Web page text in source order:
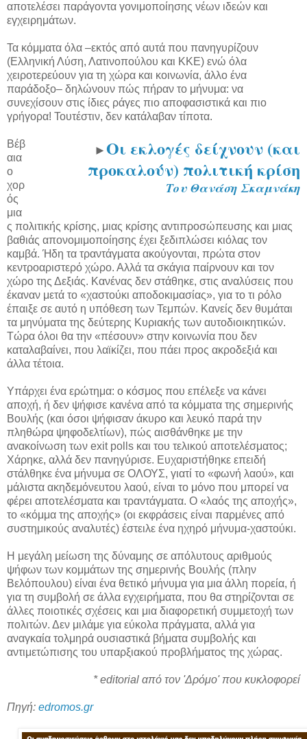
αποτελέσει παράγοντα γονιμοποίησης νέων ιδεών και
εγχειρημάτων.
Τα κόμματα όλα –εκτός από αυτά που πανηγυρίζουν
(Ελληνική Λύση, Λατινοπούλου και ΚΚΕ) ενώ όλα
χειροτερεύουν για τη χώρα και κοινωνία, άλλο ένα
παράδοξο– δηλώνουν πώς πήραν το μήνυμα: να
συνεχίσουν στις ίδιες ράγες πιο αποφασιστικά και πιο
γρήγορα! Τουτέστιν, δεν κατάλαβαν τίποτα.
►Οι εκλογές δείχνουν (και
προκαλούν) πολιτική κρίση
Του Θανάση Σκαμνάκη
Βέβ
αια
ο
χορ
ός
μια
ς πολιτικής κρίσης, μιας κρίσης αντιπροσώπευσης και μιας
βαθιάς απονομιμοποίησης έχει ξεδιπλώσει κιόλας τον
καμβά. Ήδη τα τραντάγματα ακούγονται, πρώτα στον
κεντροαριστερό χώρο. Αλλά τα σκάγια παίρνουν και τον
χώρο της Δεξιάς. Κανένας δεν στάθηκε, στις αναλύσεις που
έκαναν μετά το «χαστούκι αποδοκιμασίας», για το τι ρόλο
έπαιξε σε αυτό η υπόθεση των Τεμπών. Κανείς δεν θυμάται
τα μηνύματα της δεύτερης Κυριακής των αυτοδιοικητικών.
Τώρα όλοι θα την «πέσουν» στην κοινωνία που δεν
καταλαβαίνει, που λαϊκίζει, που πάει προς ακροδεξιά και
άλλα τέτοια.
Υπάρχει ένα ερώτημα: ο κόσμος που επέλεξε να κάνει
αποχή, ή δεν ψήφισε κανένα από τα κόμματα της σημερινής
Βουλής (και όσοι ψήφισαν άκυρο και λευκό παρά την
πληθώρα ψηφοδελτίων), πώς αισθάνθηκε με την
ανακοίνωση των exit polls και του τελικού αποτελέσματος;
Χάρηκε, αλλά δεν πανηγύρισε. Ευχαριστήθηκε επειδή
στάλθηκε ένα μήνυμα σε ΟΛΟΥΣ, γιατί το «φωνή λαού», και
μάλιστα ακηδεμόνευτου λαού, είναι το μόνο που μπορεί να
φέρει αποτελέσματα και τραντάγματα. Ο «λαός της αποχής»,
το «κόμμα της αποχής» (οι εκφράσεις είναι παρμένες από
συστημικούς αναλυτές) έστειλε ένα ηχηρό μήνυμα-χαστούκι.
Η μεγάλη μείωση της δύναμης σε απόλυτους αριθμούς
ψήφων των κομμάτων της σημερινής Βουλής (πλην
Βελόπουλου) είναι ένα θετικό μήνυμα για μια άλλη πορεία, ή
για τη συμβολή σε άλλα εγχειρήματα, που θα στηρίζονται σε
άλλες ποιοτικές σχέσεις και μια διαφορετική συμμετοχή των
πολιτών. Δεν μιλάμε για εύκολα πράγματα, αλλά για
αναγκαία τολμηρά ουσιαστικά βήματα συμβολής και
αντιμετώπισης του υπαρξιακού προβλήματος της χώρας.
* editorial από τον 'Δρόμο' που κυκλοφορεί
Πηγή: edromos.gr